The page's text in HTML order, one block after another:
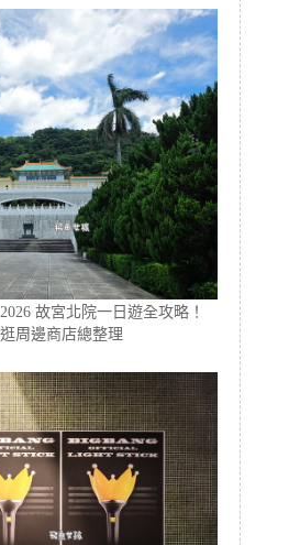
故宮北院一日遊全攻略！
周邊商店總整理